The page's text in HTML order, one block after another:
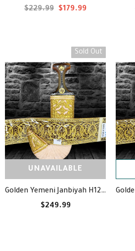
$229.99 $179.99
Sold Out
UNAVAILABLE
Golden Yemeni Janbiyah H12- جنبية ذهبيه مع جلد
$249.99